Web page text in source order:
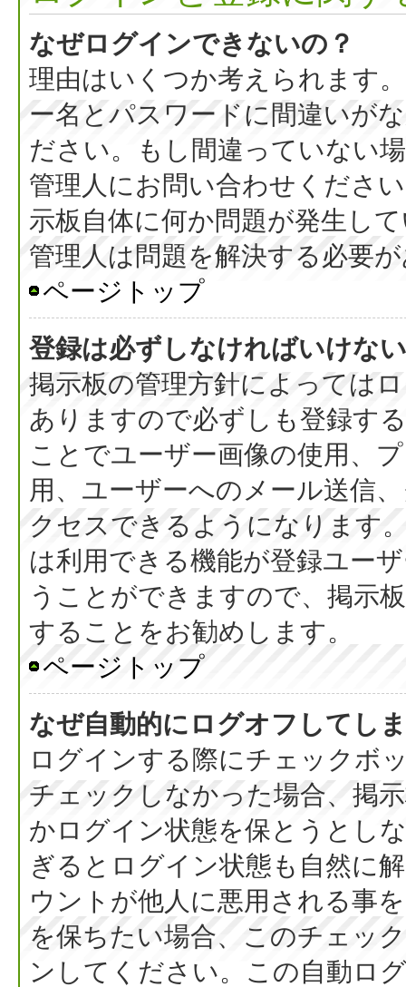
なぜログインできないの？
理由はいくつか考えられます
ー名とパスワードに間違いが
ださい。もし間違っていない
管理人にお問い合わせくださ
示板自体に何か問題が発生し
管理人は問題を解決する必要
ページトップ
登録は必ずしなければいけな
掲示板の管理方針によっては
ありますので必ずしも登録す
ことでユーザー画像の使用、
用、ユーザーへのメール送信
クセスできるようになります
は利用できる機能が登録ユー
うことができますので、掲示
することをお勧めします。
ページトップ
なぜ自動的にログオフしてし
ログインする際にチェックボ
チェックしなかった場合、掲
かログイン状態を保とうとし
ぎるとログイン状態も自然に
ウントが他人に悪用される事
を保ちたい場合、このチェッ
ンしてください。この自動ロ